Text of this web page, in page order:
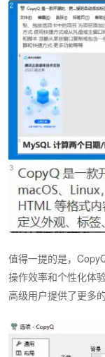
值得一提的是，
操作效率和个性化体
高级用户提供了更多